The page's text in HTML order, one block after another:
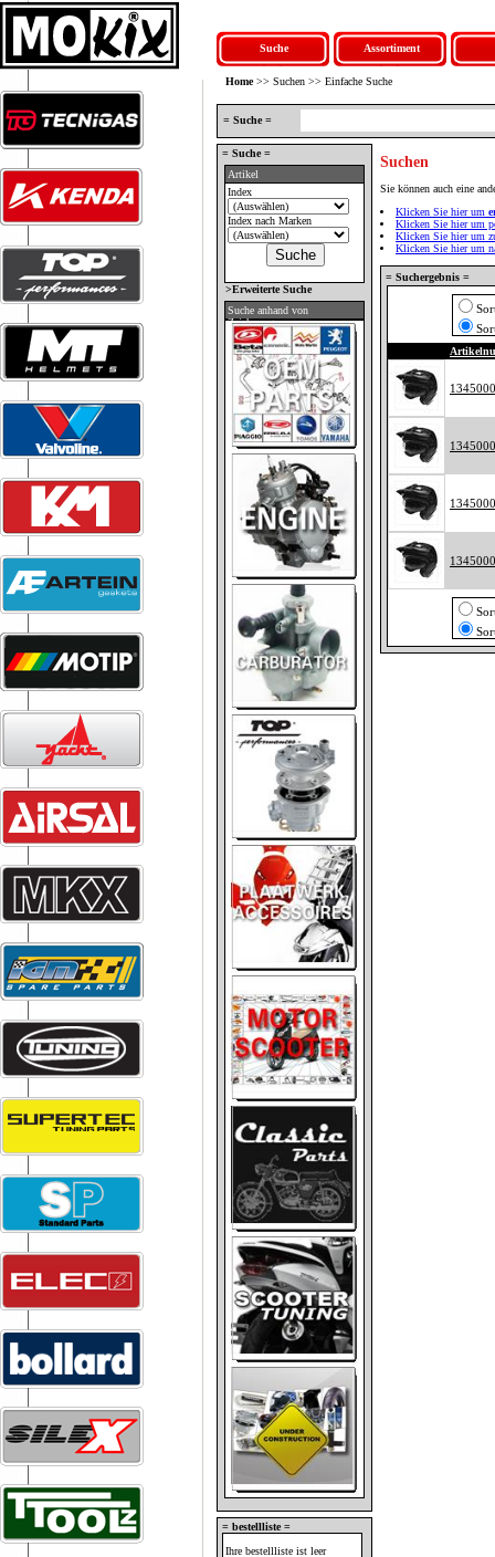
Suche Assortiment
Home>> Suchen >> Einfache Suche
= Suche =
= Suche =
Artikel
Index
Index nach Marken
>Erweiterte Suche
Suche anhand von
Zeichnungen
= bestellliste =
Ihre bestellliste ist leer
Suchen
Sie können auch eine
Klicken Sie hier um
Klicken Sie hier um
Klicken Sie hier um
Klicken Sie hier um
= Suchergebnis =